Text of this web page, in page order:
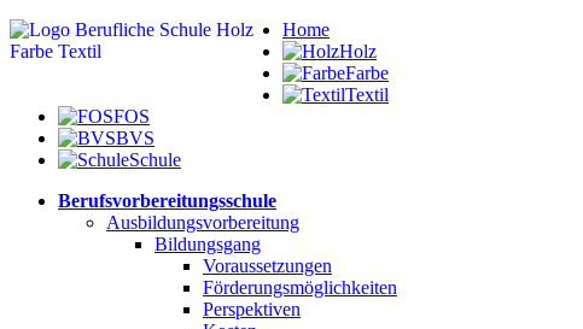
Home
Holz
Farbe
Textil
FOS
BVS
Schule
Berufsvorbereitungsschule
Ausbildungsvorbereitung
Bildungsgang
Voraussetzungen
Förderungsmöglichkeiten
Perspektiven